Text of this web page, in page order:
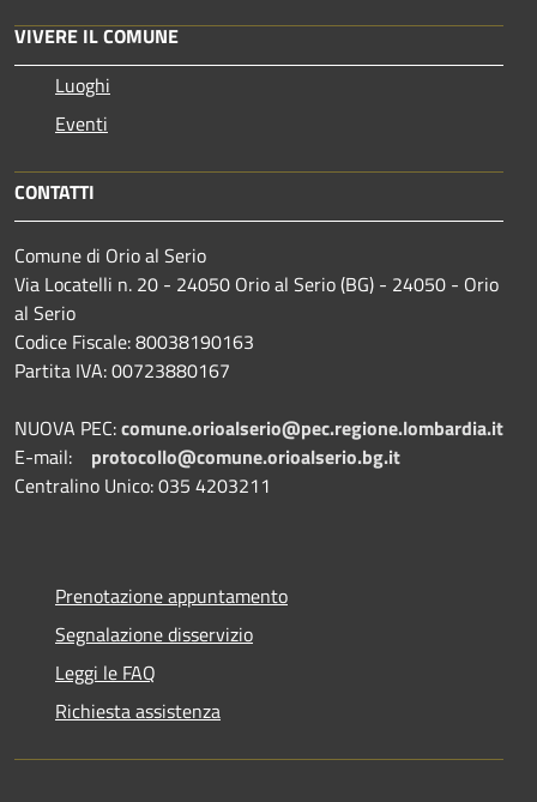
VIVERE IL COMUNE
Luoghi
Eventi
CONTATTI
Comune di Orio al Serio
Via Locatelli n. 20 - 24050 Orio al Serio (BG) - 24050 - Orio
al Serio
Codice Fiscale: 80038190163
Partita IVA: 00723880167
NUOVA PEC:comune.orioalserio@pec.regione.lombardia.it
E-mail: protocollo@comune.orioalserio.bg.it
Centralino Unico: 035 4203211
Prenotazione appuntamento
Segnalazione disservizio
Leggi le FAQ
Richiesta assistenza